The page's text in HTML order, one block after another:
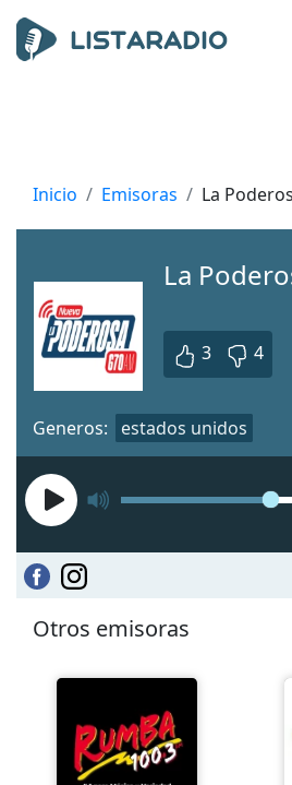
Inicio Emisoras La
La
3 4
Generos: estados unidos
Otros emisoras